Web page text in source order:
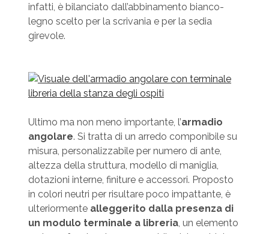
infatti, è bilanciato dall’abbinamento bianco-
legno scelto per la scrivania e per la sedia
girevole.
Ultimo ma non meno importante, l’armadio
angolare. Si tratta di un arredo componibile su
misura, personalizzabile per numero di ante,
altezza della struttura, modello di maniglia,
dotazioni interne, finiture e accessori. Proposto
in colori neutri per risultare poco impattante, è
ulteriormente alleggerito dalla presenza di
un modulo terminale a libreria, un elemento